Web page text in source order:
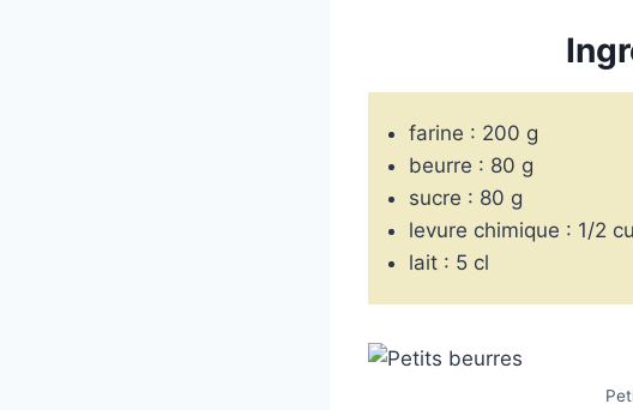
farine : 200 g
beurre : 80 g
sucre : 80 g
levure chimique : 1/2
lait : 5 cl